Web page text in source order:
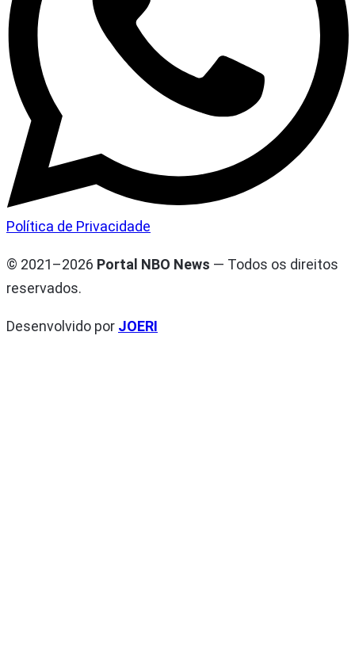
Política de Privacidade
© 2021–2026 Portal NBO News — Todos os direitos
reservados.
Desenvolvido por JOERI